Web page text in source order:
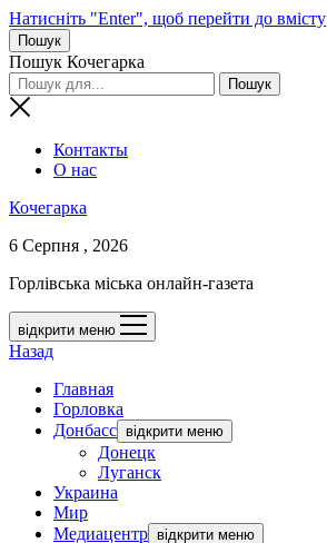
Натисніть "Enter", щоб перейти до вмісту
Пошук
Пошук Кочегарка
Контакты
О нас
Кочегарка
6 Серпня , 2026
Горлівська міська онлайн-газета
відкрити меню
Назад
Главная
Горловка
Донбасс відкрити меню
Донецк
Луганск
Украина
Мир
Медиацентр відкрити меню